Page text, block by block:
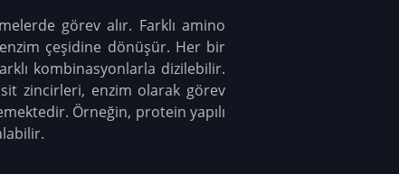
görev alır. Farklı amino
çeşidine dönüşür. Her bir
kombinasyonlarla dizilebilir.
zincirleri, enzim olarak görev
Örneğin, protein yapılı